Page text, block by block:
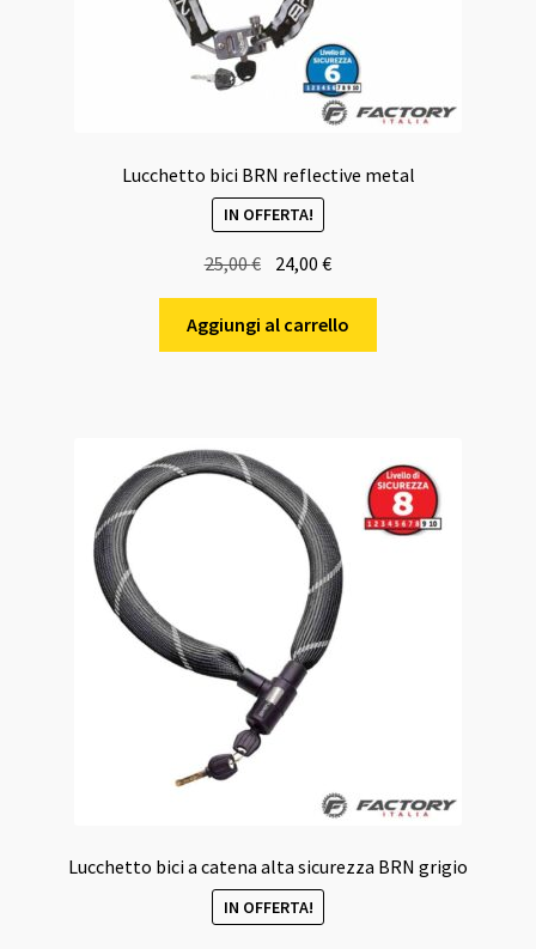
Lucchetto bici BRN reflective metal
IN OFFERTA!
25,00€
prezzo
originale
era:
24,00€Il
prezzo
attuale
è:
Aggiungi al carrello
Lucchetto bici a catena alta sicurezza BRN grigio
IN OFFERTA!